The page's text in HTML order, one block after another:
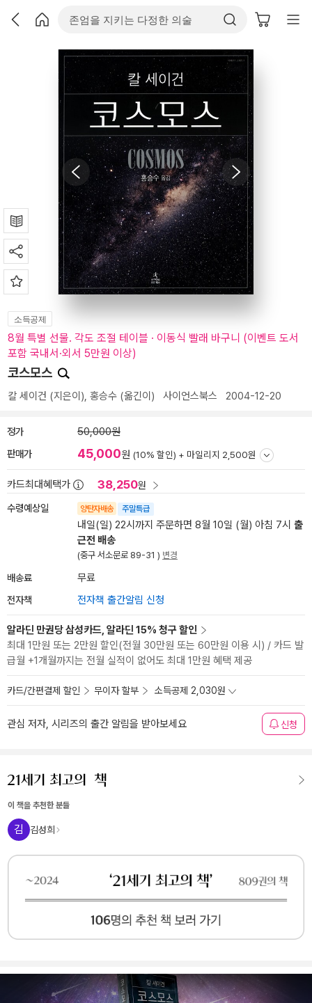
소득공제
8월 특별 선물. 각도 조절 테이블 · 이동식 빨래 바구니 (이벤트 도서
포함 국내서·외서 5만원 이상)
코스모스
칼 세이건 (지은이), 홍승수 (옮긴이) 사이언스북스 2004-12-20
정가 50,000원
판매가 45,000원 (10% 할인) + 마일리지 2,500원
카드최대혜택가 38,250원
수령예상일 양탄자배송 주말특급
내일(일) 22시까지 주문하면 8월 10일 (월) 아침 7시 출
근전 배송
(중구 서소문로 89-31 ) 변경
배송료 무료
전자책 전자책 출간알림 신청
알라딘 만권당 삼성카드, 알라딘 15% 청구 할인
최대 1만원 또는 2만원 할인(전월 30만원 또는 60만원 이용 시) / 카드 발
급월 +1개월까지는 전월 실적이 없어도 최대 1만원 혜택 제공
카드/간편결제 할인 무이자 할부 소득공제 2,030원
관심 저자, 시리즈의 출간 알림을 받아보세요 신청
이 책을 추천한 분들
김 김성희